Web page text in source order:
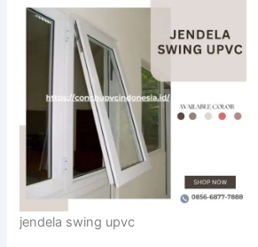
jendela swing upvc